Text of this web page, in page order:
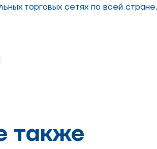
торговых сетях по всей стране.
также